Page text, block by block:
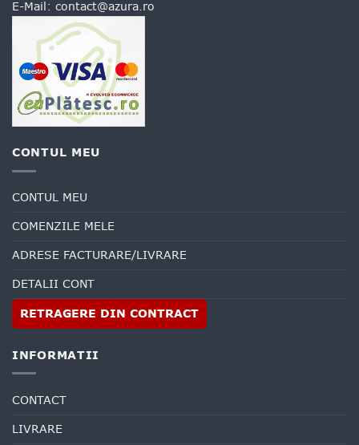
E-Mail: contact@azura.ro
CONTUL MEU
CONTUL MEU
COMENZILE MELE
ADRESE FACTURARE/LIVRARE
DETALII CONT
RETRAGERE DIN CONTRACT
INFORMATII
CONTACT
LIVRARE